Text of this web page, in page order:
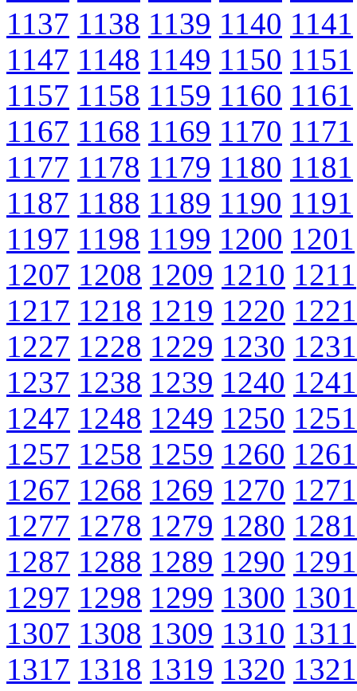
1137 1138 1139 1140 1141
1147 1148 1149 1150 1151
1157 1158 1159 1160 1161
1167 1168 1169 1170 1171
1177 1178 1179 1180 1181
1187 1188 1189 1190 1191
1197 1198 1199 1200 1201
1207 1208 1209 1210 1211
1217 1218 1219 1220 1221
1227 1228 1229 1230 1231
1237 1238 1239 1240 1241
1247 1248 1249 1250 1251
1257 1258 1259 1260 1261
1267 1268 1269 1270 1271
1277 1278 1279 1280 1281
1287 1288 1289 1290 1291
1297 1298 1299 1300 1301
1307 1308 1309 1310 1311
1317 1318 1319 1320 1321